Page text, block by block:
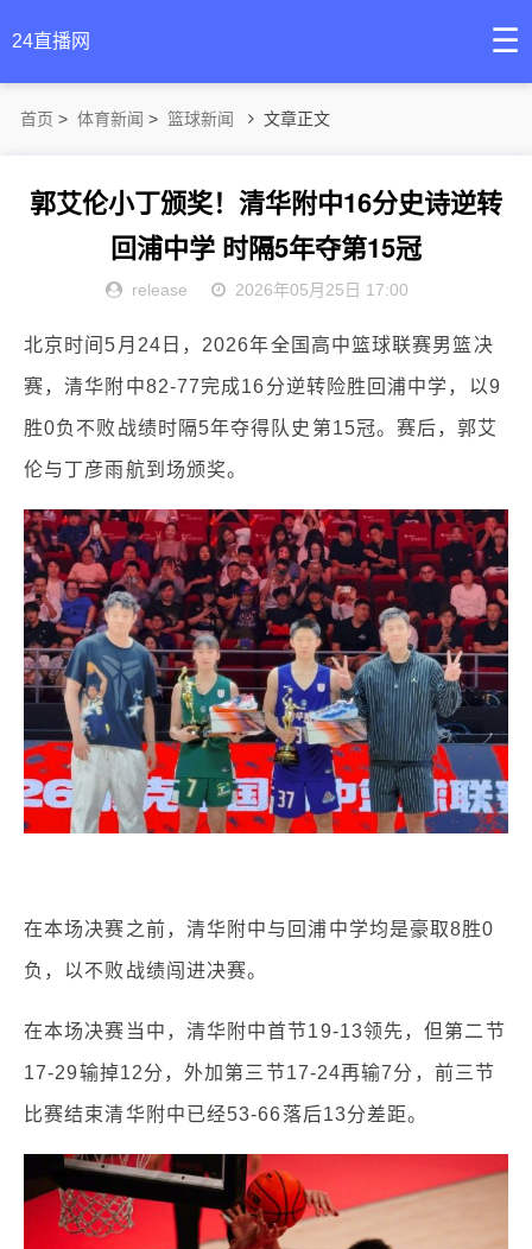
24直播网 ☰
首页 > 体育新闻 > 篮球新闻 文章正文
郭艾伦小丁颁奖！清华附中16分史诗逆转
回浦中学 时隔5年夺第15冠
release 2026年05月25日 17:00
北京时间5月24日，2026年全国高中篮球联赛男篮决
赛，清华附中82-77完成16分逆转险胜回浦中学，以9
胜0负不败战绩时隔5年夺得队史第15冠。赛后，郭艾
伦与丁彦雨航到场颁奖。
在本场决赛之前，清华附中与回浦中学均是豪取8胜0
负，以不败战绩闯进决赛。
在本场决赛当中，清华附中首节19-13领先，但第二节
17-29输掉12分，外加第三节17-24再输7分，前三节
比赛结束清华附中已经53-66落后13分差距。